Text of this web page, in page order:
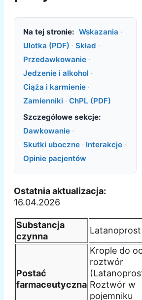
Na tej stronie: Wskazania ·
Ulotka (PDF) · Skład ·
Przedawkowanie ·
Jedzenie i alkohol ·
Ciąża i karmienie ·
Zamienniki · ChPL (PDF)
Szczegółowe sekcje:
Dawkowanie ·
Skutki uboczne · Interakcje ·
Opinie pacjentów
Ostatnia aktualizacja:
16.04.2026
Substancja
czynna
Latanoprost
Postać
farmaceutyczna
Krople do
roztwór
Roztwór w
pojemniku